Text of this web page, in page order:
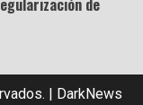
| DarkNews